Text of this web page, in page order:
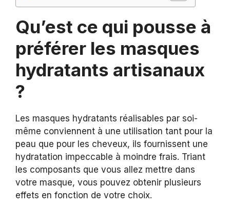
Qu’est ce qui pousse à
préférer les masques
hydratants artisanaux
?
Les masques hydratants réalisables par soi-
même conviennent à une utilisation tant pour la
peau que pour les cheveux, ils fournissent une
hydratation impeccable à moindre frais. Triant
les composants que vous allez mettre dans
votre masque, vous pouvez obtenir plusieurs
effets en fonction de votre choix.